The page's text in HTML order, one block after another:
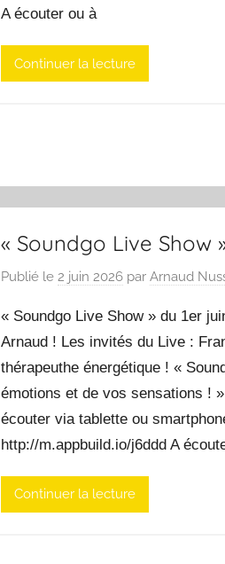
A écouter ou à
Continuer la lecture
« Soundgo Live Show
Publié le 2 juin 2026par Arnaud
« Soundgo Live Show » du 1er
Arnaud ! Les invités du Live :
thérapeuthe énergétique ! «
émotions et de vos sensations !
écouter via tablette ou
http://m.appbuild.io/j6ddd A
Continuer la lecture